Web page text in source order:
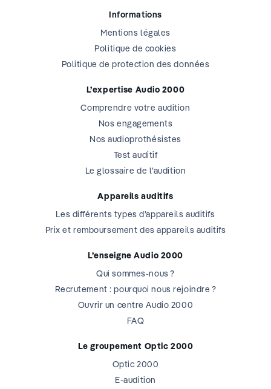
Informations
Mentions légales
Politique de cookies
Politique de protection des données
L’expertise Audio 2000
Comprendre votre audition
Nos engagements
Nos audioprothésistes
Test auditif
Le glossaire de l’audition
Appareils auditifs
Les différents types d’appareils auditifs
Prix et remboursement des appareils auditifs
L’enseigne Audio 2000
Qui sommes-nous ?
Recrutement : pourquoi nous rejoindre ?
Ouvrir un centre Audio 2000
FAQ
Le groupement Optic 2000
Optic 2000
E-audition